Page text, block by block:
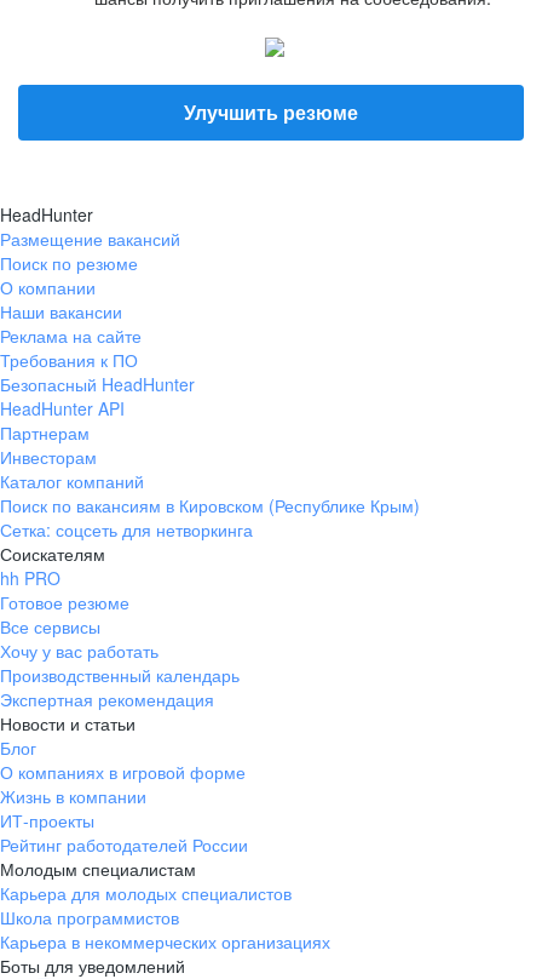
Улучшить резюме
HeadHunter
Размещение вакансий
Поиск по резюме
О компании
Наши вакансии
Реклама на сайте
Требования к ПО
Безопасный HeadHunter
HeadHunter API
Партнерам
Инвесторам
Каталог компаний
Поиск по вакансиям в Кировском (Республике Крым)
Сетка: соцсеть для нетворкинга
Соискателям
hh PRO
Готовое резюме
Все сервисы
Хочу у вас работать
Производственный календарь
Экспертная рекомендация
Новости и статьи
Блог
О компаниях в игровой форме
Жизнь в компании
ИТ-проекты
Рейтинг работодателей России
Молодым специалистам
Карьера для молодых специалистов
Школа программистов
Карьера в некоммерческих организациях
Боты для уведомлений